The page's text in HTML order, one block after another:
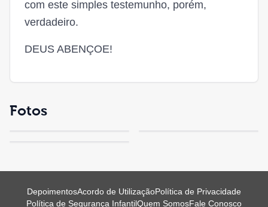
com este simples testemunho, porém,
verdadeiro.
DEUS ABENÇOE!
Fotos
DepoimentosAcordo de UtilizaçãoPolítica de Privacidade
Política de Segurança InfantilQuem SomosFale Conosco